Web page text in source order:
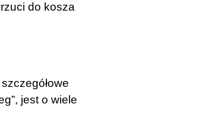
do kosza
jest o wiele